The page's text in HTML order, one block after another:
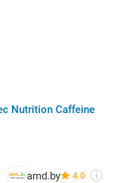
Nutrition Caffeine
amd.by 4.0 i